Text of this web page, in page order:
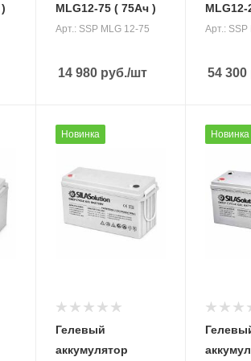
MLG12-75 ( 75Ач )
Арт.: SSP MLG 12-75
14 980руб./шт
Арт.: SSP
54 300
Новинка
Напряжение
аккумуляторов
Ёмкость
аккумулятора
(Ah)
Гелевый
аккумулятор
Новинка
Ёмкость
(Ah)